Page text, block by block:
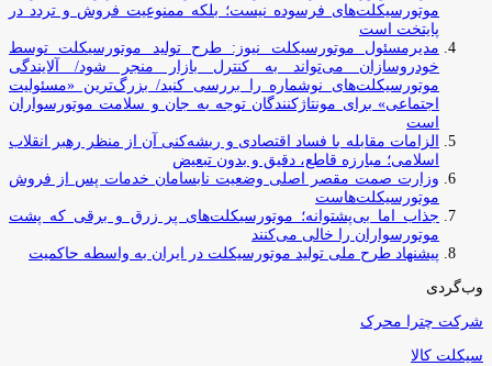
موتورسیکلت‌های فرسوده نیست؛ بلکه ممنوعیت فروش و تردد در
پایتخت است
مدیرمسئول موتورسیکلت نیوز: طرح تولید موتورسیکلت توسط
خودروسازان می‌تواند به کنترل بازار منجر شود/ آلایندگی
موتورسیکلت‌های نوشماره را بررسی کنید/ بزرگ‌ترین «مسئولیت
اجتماعی» برای مونتاژکنندگان توجه به جان و سلامت موتورسواران
است
الزامات مقابله با فساد اقتصادی و ریشه‌کنی آن از منظر رهبر انقلاب
اسلامی؛ مبارزه قاطع، دقیق و بدون تبعیض
وزارت صمت مقصر اصلی وضعیت نابسامان خدمات پس از فروش
موتورسیکلت‌هاست
جذاب اما بی‌پشتوانه؛ موتورسیکلت‌های پر زرق‌ و برقی که پشت
موتورسواران را خالی می‌کنند
پیشنهاد طرح ملی تولید موتورسیکلت در ایران به واسطه حاکمیت
وب‌گردی
شرکت چترا محرک
سیکلت کالا